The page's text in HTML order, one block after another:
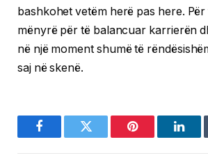
bashkohet vetëm herë pas here.
mënyrë për të balancuar karrierën
në një moment shumë të
saj në skenë.
FacebookTwitter Pinterest